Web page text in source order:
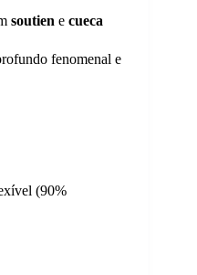
soutien e cueca
fenomenal e
(90%